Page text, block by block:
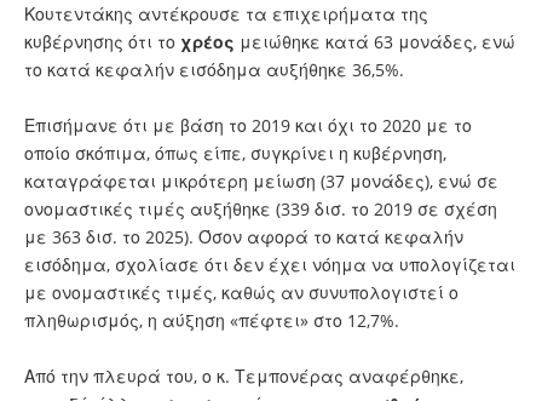
Κουτεντάκης αντέκρουσε τα επιχειρήματα της
κυβέρνησης ότι το χρέος μειώθηκε κατά 63 μονάδες, ενώ
το κατά κεφαλήν εισόδημα αυξήθηκε 36,5%.
Επισήμανε ότι με βάση το 2019 και όχι το 2020 με το
οποίο σκόπιμα, όπως είπε, συγκρίνει η κυβέρνηση,
καταγράφεται μικρότερη μείωση (37 μονάδες), ενώ σε
ονομαστικές τιμές αυξήθηκε (339 δισ. το 2019 σε σχέση
με 363 δισ. το 2025). Όσον αφορά το κατά κεφαλήν
εισόδημα, σχολίασε ότι δεν έχει νόημα να υπολογίζεται
με ονομαστικές τιμές, καθώς αν συνυπολογιστεί ο
πληθωρισμός, η αύξηση «πέφτει» στο 12,7%.
Από την πλευρά του, ο κ. Τεμπονέρας αναφέρθηκε,